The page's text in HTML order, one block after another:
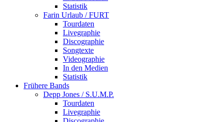
Statistik
Farin Urlaub / FURT
Tourdaten
Livegraphie
Discographie
Songtexte
Videographie
In den Medien
Statistik
Frühere Bands
Depp Jones / S.U.M.P.
Tourdaten
Livegraphie